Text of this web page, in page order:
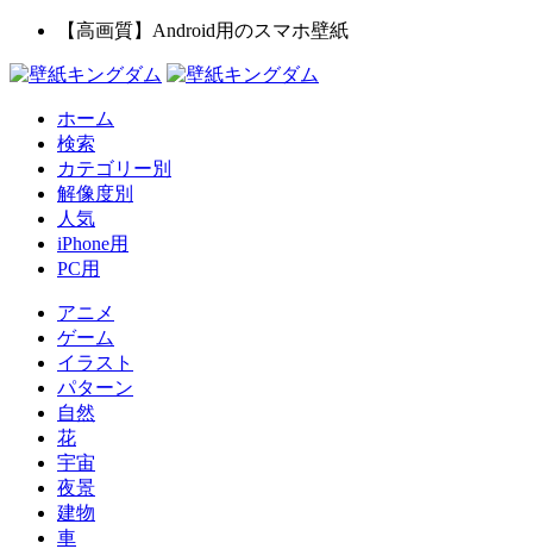
【高画質】Android用のスマホ壁紙
ホーム
検索
カテゴリー別
解像度別
人気
iPhone用
PC用
アニメ
ゲーム
イラスト
パターン
自然
花
宇宙
夜景
建物
車